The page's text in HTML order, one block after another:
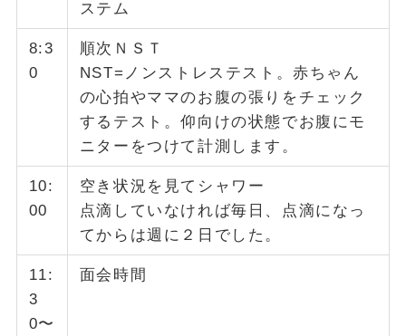
ステム
8:3
0
順次ＮＳＴ
NST=ノンストレステスト。赤ちゃん
の心拍やママのお腹の張りをチェック
するテスト。仰向けの状態でお腹にモ
ニターをつけて計測します。
10:
00
空き状況を見てシャワー
点滴していなければ毎日、点滴になっ
てからは週に２日でした。
11:
3
0〜
面会時間